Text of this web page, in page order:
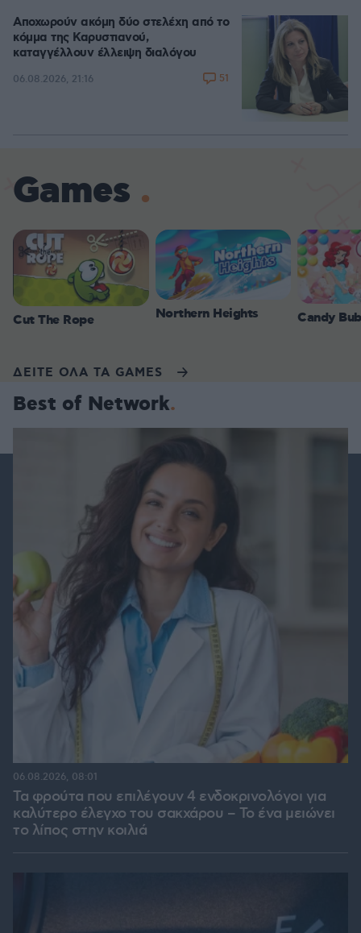
Αποχωρούν ακόμη δύο στελέχη από το
κόμμα της Καρυστιανού,
καταγγέλλουν έλλειψη διαλόγου
06.08.2026, 21:16 51
Games
Cut The Rope Northern Heights Candy
ΔΕΙΤΕ ΟΛΑ ΤΑ GAMES
Best of Network
Τα φρούτα που επιλέγουν 4 ενδοκρινολόγοι για
καλύτερο έλεγχο του σακχάρου – Το ένα μειώνει
το λίπος στην κοιλιά
06.08.2026, 08:01